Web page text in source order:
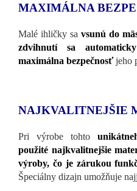
MAXIMÁLNA
Malé ihličky savsunú do
zdvihnutí sa
maximálna bezpečnosťjeho
NAJKVALITNEJŠIE
Pri výrobe tohto
použité najkvalitnejšie
výroby, čo je zárukou
Špeciálny dizajn umožňuje